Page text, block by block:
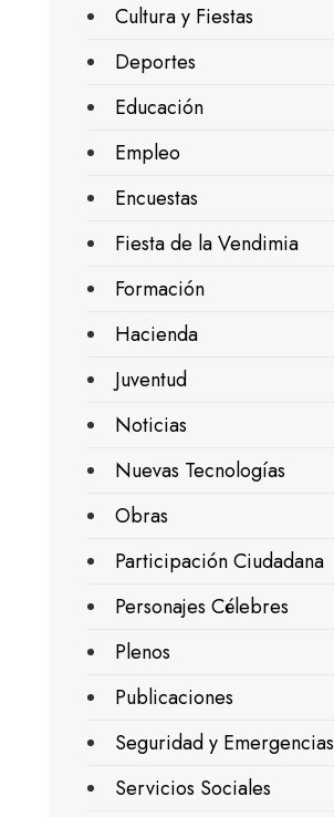
Cultura y Fiestas
Deportes
Educación
Empleo
Encuestas
Fiesta de la Vendimia
Formación
Hacienda
Juventud
Noticias
Nuevas Tecnologías
Obras
Participación Ciudadana
Personajes Célebres
Plenos
Publicaciones
Seguridad y Emergencias
Servicios Sociales